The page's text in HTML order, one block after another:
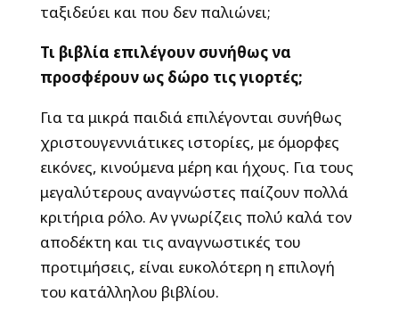
ταξιδεύει και που δεν παλιώνει;
Τι βιβλία επιλέγουν συνήθως να
προσφέρουν ως δώρο τις γιορτές;
Για τα μικρά παιδιά επιλέγονται συνήθως
χριστουγεννιάτικες ιστορίες, με όμορφες
εικόνες, κινούμενα μέρη και ήχους. Για τους
μεγαλύτερους αναγνώστες παίζουν πολλά
κριτήρια ρόλο. Αν γνωρίζεις πολύ καλά τον
αποδέκτη και τις αναγνωστικές του
προτιμήσεις, είναι ευκολότερη η επιλογή
του κατάλληλου βιβλίου.